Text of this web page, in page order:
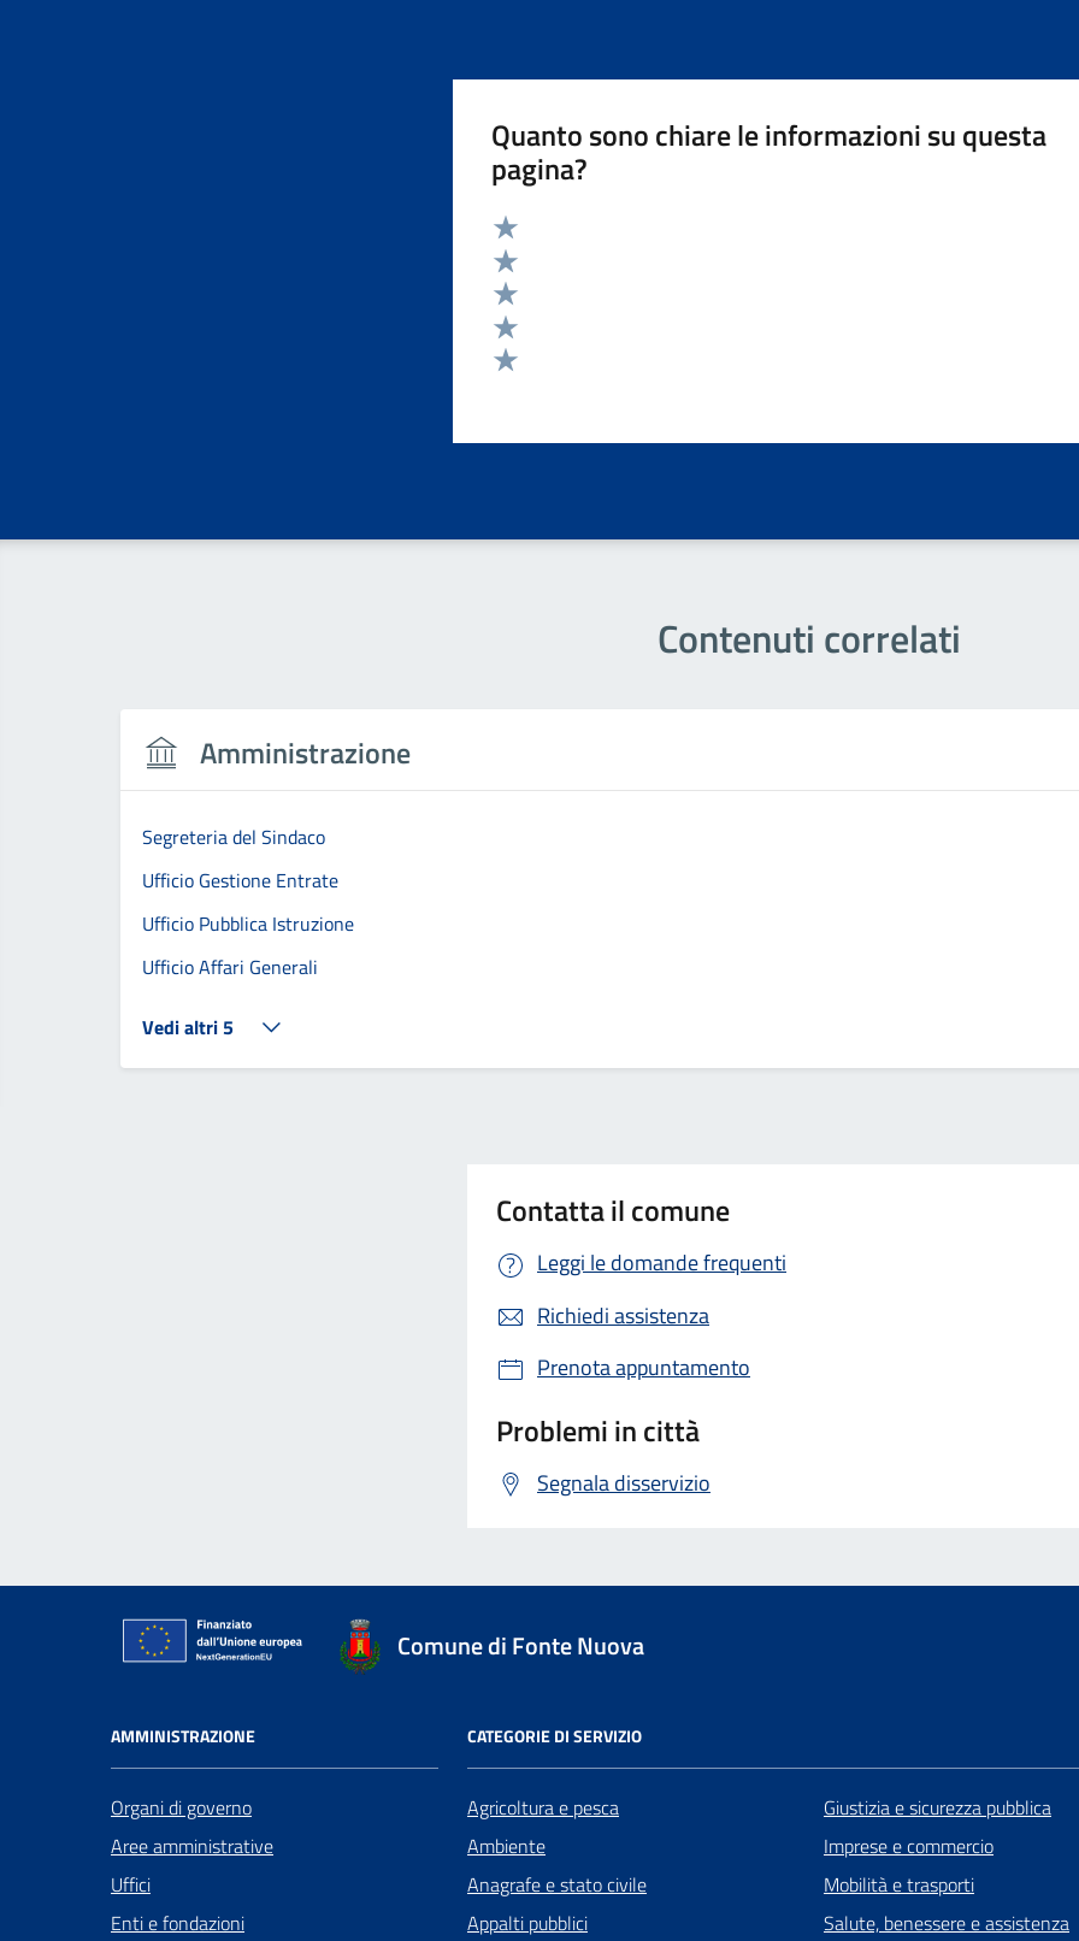
Quanto sono chiare le informazioni su questa
pagina?
Valuta 5 stelle su 5
Valuta 4 stelle su 5
Valuta 3 stelle su 5
Valuta 2 stelle su 5
Contenuti correlati
Amministrazione
Segreteria del Sindaco
Ufficio Gestione Entrate
Ufficio Pubblica Istruzione
Ufficio Affari Generali
Vedi altri 5
Contatta il comune
Leggi le domande frequenti
Richiedi assistenza
Prenota appuntamento
Problemi in città
Segnala disservizio
Comune di Fonte Nuova
AMMINISTRAZIONE
Organi di governo
Aree amministrative
Uffici
Enti e fondazioni
CATEGORIE DI SERVIZIO
Agricoltura e pesca
Ambiente
Anagrafe e stato civile
Appalti pubblici
Giustizia e sicurezza pubblica
Imprese e commercio
Mobilità e trasporti
Salute, benessere e assistenza